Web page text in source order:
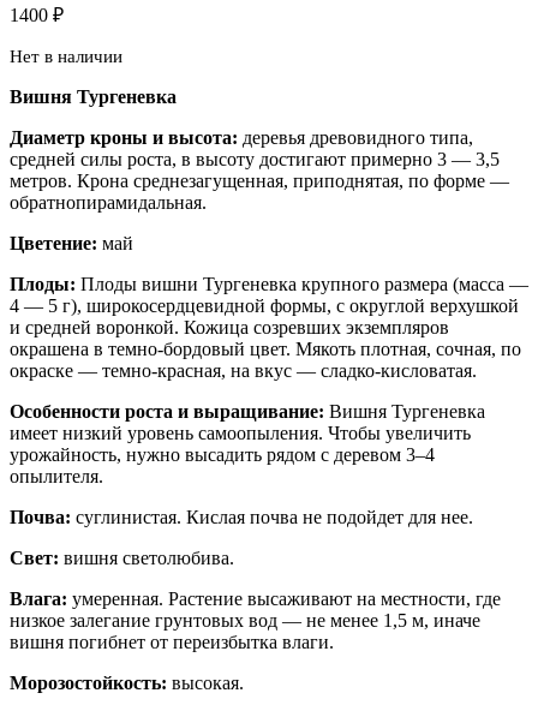
1400 ₽
Нет в наличии
Вишня Тургеневка
Диаметр кроны и высота: деревья древовидного типа,
средней силы роста, в высоту достигают примерно 3 — 3,5
метров. Крона среднезагущенная, приподнятая, по форме —
обратнопирамидальная.
Цветение: май
Плоды: Плоды вишни Тургеневка крупного размера (масса —
4 — 5 г), широкосердцевидной формы, с округлой верхушкой
и средней воронкой. Кожица созревших экземпляров
окрашена в темно-бордовый цвет. Мякоть плотная, сочная, по
окраске — темно-красная, на вкус — сладко-кисловатая.
Особенности роста и выращивание: Вишня Тургеневка
имеет низкий уровень самоопыления. Чтобы увеличить
урожайность, нужно высадить рядом с деревом 3–4
опылителя.
Почва: суглинистая. Кислая почва не подойдет для нее.
Свет: вишня светолюбива.
Влага: умеренная. Растение высаживают на местности, где
низкое залегание грунтовых вод — не менее 1,5 м, иначе
вишня погибнет от переизбытка влаги.
Морозостойкость: высокая.